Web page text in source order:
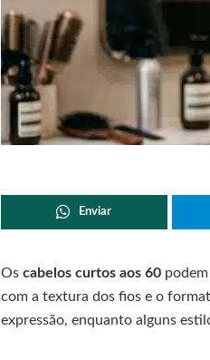
Enviar
Os cabelos curtos aos 60
com a textura dos fios e o
expressão, enquanto alguns